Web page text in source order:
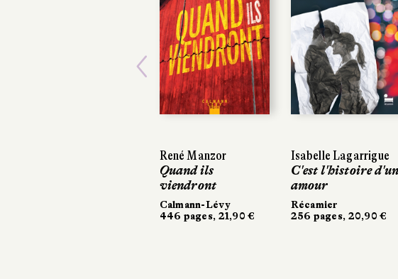
René Manzor
Quand ils
viendront
Calmann-Lévy
446 pages, 21,90 €
Isabelle Lagarrigue
C'est l'histoire d'un
amour
Récamier
256 pages, 20,90 €
Isabelle Lagarrigue
C'est l'histoire d'un
amour
Récamier
256 pages, 20,90 €
Previous